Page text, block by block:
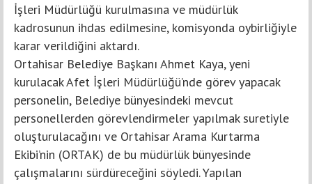
İşleri Müdürlüğü kurulmasına ve müdürlük
kadrosunun ihdas edilmesine, komisyonda oybirliğiyle
karar verildiğini aktardı.
Ortahisar Belediye Başkanı Ahmet Kaya, yeni
kurulacak Afet İşleri Müdürlüğü’nde görev yapacak
personelin, Belediye bünyesindeki mevcut
personellerden görevlendirmeler yapılmak suretiyle
oluşturulacağını ve Ortahisar Arama Kurtarma
Ekibi’nin (ORTAK) de bu müdürlük bünyesinde
çalışmalarını sürdüreceğini söyledi. Yapılan